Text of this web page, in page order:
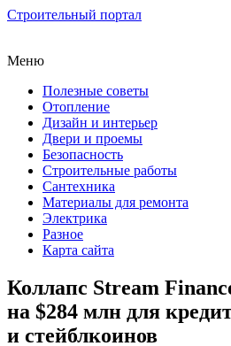
Строительный портал
Меню
Полезные советы
Отопление
Дизайн и интерьер
Двери и проемы
Безопасность
Строительные работы
Сантехника
Материалы для ремонта
Электрика
Разное
Карта сайта
Коллапс Stream
на $284 млн для
и стейблкоинов